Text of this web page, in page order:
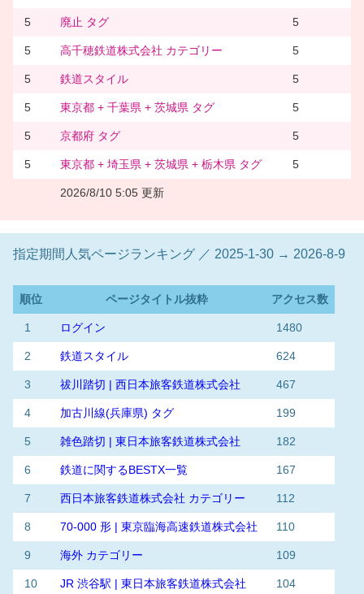
5 廃止 タグ 5
5 高千穂鉄道株式会社 カテゴリー 5
5 鉄道スタイル 5
5 東京都 + 千葉県 + 茨城県 タグ 5
5 京都府 タグ 5
5 東京都 + 埼玉県 + 茨城県 + 栃木県 タグ 5
2026/8/10 5:05 更新
指定期間人気ページランキング ／ 2025-1-30 → 2026-8-9
順位 ページタイトル抜粋 アクセス数
1 ログイン 1480
2 鉄道スタイル 624
3 祓川踏切 | 西日本旅客鉄道株式会社 467
4 加古川線(兵庫県) タグ 199
5 雑色踏切 | 東日本旅客鉄道株式会社 182
6 鉄道に関するBESTX一覧 167
7 西日本旅客鉄道株式会社 カテゴリー 112
8 70-000 形 | 東京臨海高速鉄道株式会社 110
9 海外 カテゴリー 109
10 JR 渋谷駅 | 東日本旅客鉄道株式会社 104